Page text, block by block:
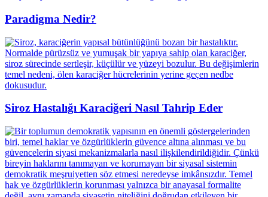
Paradigma Nedir?
Siroz Hastalığı Karaciğeri Nasıl Tahrip Eder